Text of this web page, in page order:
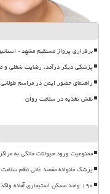
برقراری پرواز مستقیم مشهد -
پزشکی دیگر درآمد، رضایت شغلی و
راهنمای حضور ایمن در مراسم طولانی
نقش تغذیه در سلامت روان
ممنوعیت ورود حیوانات خانگی به
پزشک خانواده مقصد غائی نظام
۱۹۰ واحد مسکن استیجاری آماده واگذاری به زوج های جوان است